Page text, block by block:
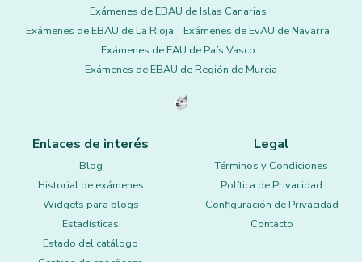
Exámenes de EBAU de Islas Canarias
Exámenes de EBAU de La Rioja
Exámenes de EvAU de Navarra
Exámenes de EAU de País Vasco
Exámenes de EBAU de Región de Murcia
Enlaces de interés
Blog
Historial de exámenes
Widgets para blogs
Estadísticas
Estado del catálogo
Legal
Términos y Condiciones
Política de Privacidad
Configuración de Privacidad
Contacto